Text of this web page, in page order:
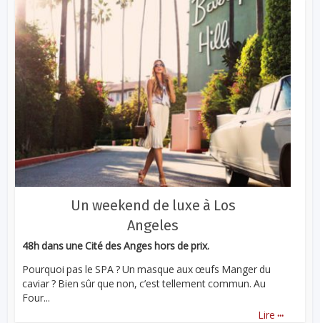
Un weekend de luxe à Los
Angeles
48h dans une Cité des Anges hors de prix.
Pourquoi pas le SPA ? Un masque aux œufs Manger du
caviar ? Bien sûr que non, c’est tellement commun. Au
Four...
Lire ...